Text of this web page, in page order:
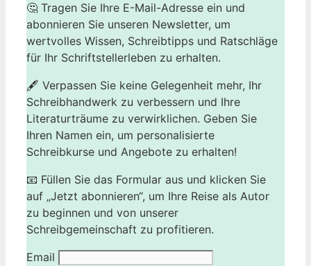
🤔 Tragen Sie Ihre E-Mail-Adresse ein und
abonnieren Sie unseren Newsletter, um
wertvolles Wissen, Schreibtipps und Ratschläge
für Ihr Schriftstellerleben zu erhalten.
🖋️ Verpassen Sie keine Gelegenheit mehr, Ihr
Schreibhandwerk zu verbessern und Ihre
Literaturträume zu verwirklichen. Geben Sie
Ihren Namen ein, um personalisierte
Schreibkurse und Angebote zu erhalten!
📧 Füllen Sie das Formular aus und klicken Sie
auf „Jetzt abonnieren“, um Ihre Reise als Autor
zu beginnen und von unserer
Schreibgemeinschaft zu profitieren.
Email